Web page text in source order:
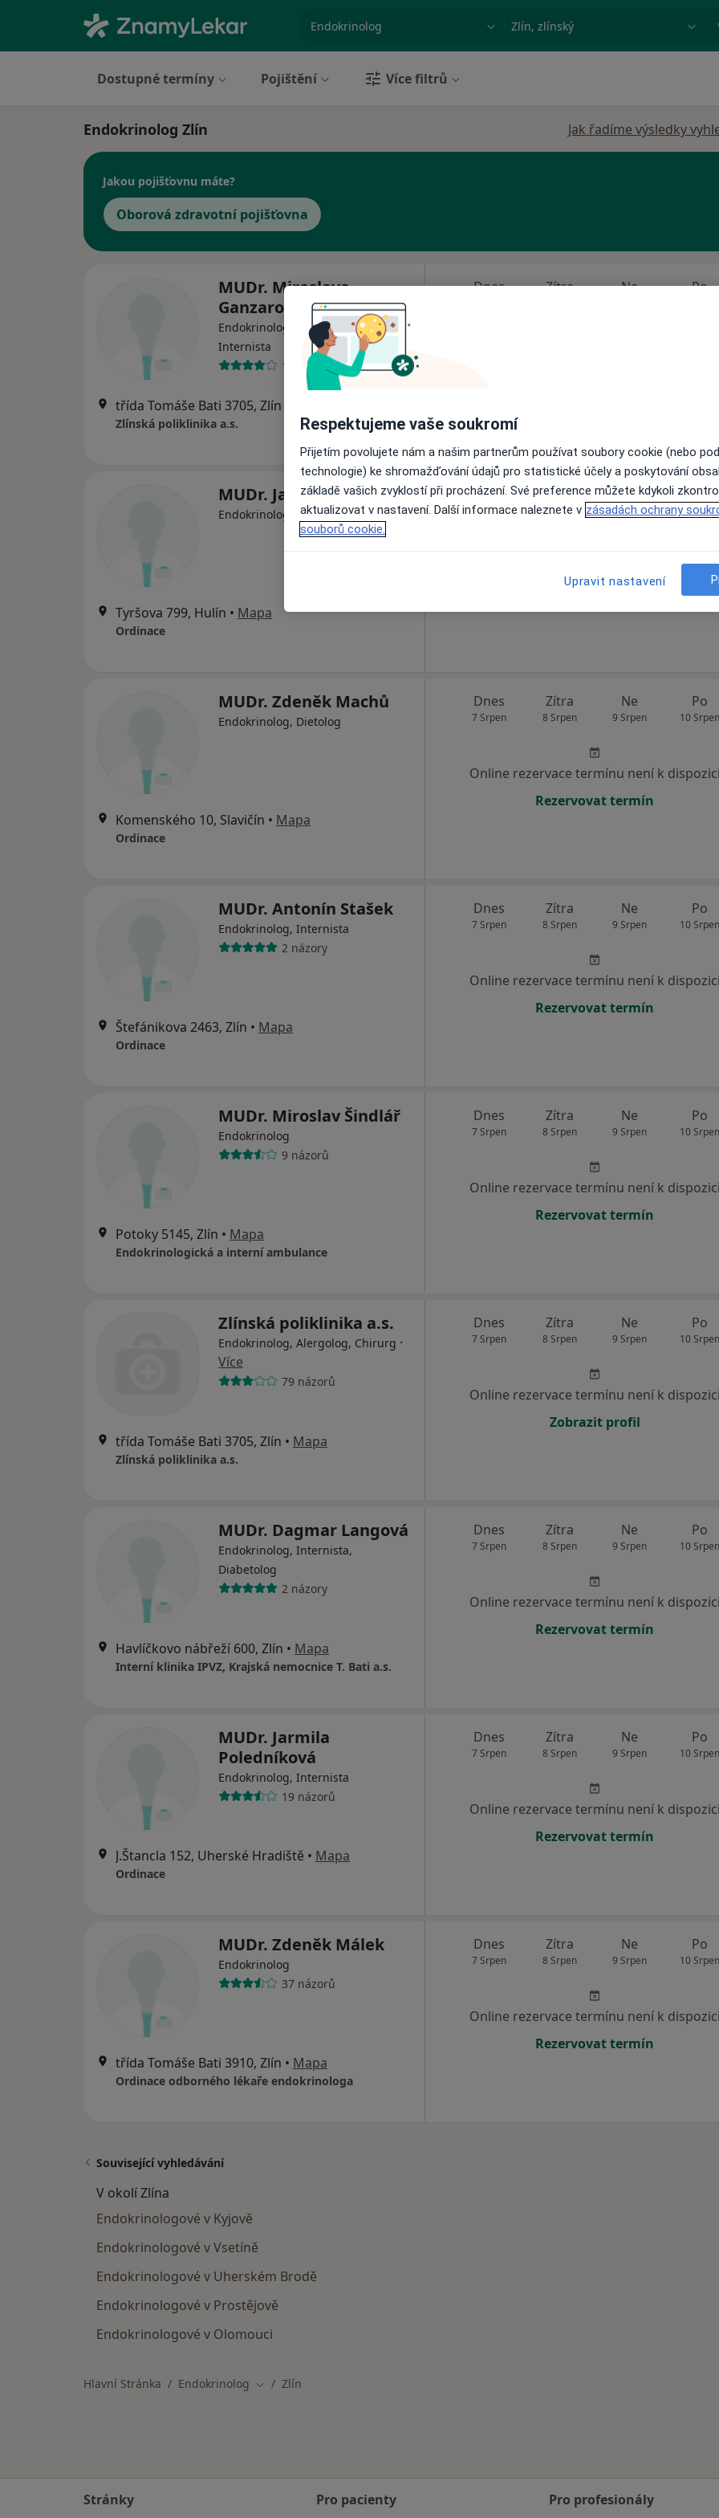
Město nebo region
Dostupné termíny Pojištění Více filtrů
Endokrinolog Zlín Jak řadíme výsledky
Jakou pojišťovnu máte?
Oborová zdravotní pojišťovna
MUDr. Miroslava
Ganzarová
Endokrinolog, Praktický lékař,
Internista
19 názorů
třída Tomáše Bati 3705, Zlín
Zlínská poliklinika a.s.
Dnes Zítra Ne Po
MUDr. Jan Hudec
Endokrinolog, Dietolog
Tyršova 799, Hulín • Mapa
Ordinace
Dnes
7 Srpen
Zítra
8 Srpen
Ne
9 Srpen
Po
10
Online rezervace termínu není k
Rezervovat termín
MUDr. Zdeněk Machů
Endokrinolog, Dietolog
Komenského 10, Slavičín • Mapa
Ordinace
Dnes
7 Srpen
Zítra
8 Srpen
Ne
9 Srpen
Po
10 Srpen
Online rezervace termínu není k dispozici
Rezervovat termín
MUDr. Antonín Stašek
Endokrinolog, Internista
2 názory
Štefánikova 2463, Zlín • Mapa
Ordinace
Dnes
7 Srpen
Zítra
8 Srpen
Ne
9 Srpen
Po
10 Srpen
Online rezervace termínu není k dispozici
Rezervovat termín
MUDr. Miroslav Šindlář
Endokrinolog
9 názorů
Potoky 5145, Zlín • Mapa
Endokrinologická a interní ambulance
Dnes
7 Srpen
Zítra
8 Srpen
Ne
9 Srpen
Po
10 Srpen
Online rezervace termínu není k dispozici
Rezervovat termín
Zlínská poliklinika a.s.
Endokrinolog, Alergolog, Chirurg ·
Více
79 názorů
třída Tomáše Bati 3705, Zlín • Mapa
Zlínská poliklinika a.s.
Dnes
7 Srpen
Zítra
8 Srpen
Ne
9 Srpen
Po
10 Srpen
Online rezervace termínu není k dispozici
Zobrazit profil
MUDr. Dagmar Langová
Endokrinolog, Internista,
Diabetolog
2 názory
Havlíčkovo nábřeží 600, Zlín • Mapa
Interní klinika IPVZ, Krajská nemocnice T. Bati a.s.
Dnes
7 Srpen
Zítra
8 Srpen
Ne
9 Srpen
Po
10 Srpen
Online rezervace termínu není k dispozici
Rezervovat termín
MUDr. Jarmila
Poledníková
Endokrinolog, Internista
19 názorů
J.Štancla 152, Uherské Hradiště • Mapa
Ordinace
Dnes
7 Srpen
Zítra
8 Srpen
Ne
9 Srpen
Po
10 Srpen
Online rezervace termínu není k dispozici
Rezervovat termín
MUDr. Zdeněk Málek
Endokrinolog
37 názorů
třída Tomáše Bati 3910, Zlín • Mapa
Ordinace odborného lékaře endokrinologa
Dnes
7 Srpen
Zítra
8 Srpen
Ne
9 Srpen
Po
10 Srpen
Online rezervace termínu není k dispozici
Rezervovat termín
Související vyhledávání
V okolí Zlína
Endokrinologové v Kyjově
Endokrinologové v Vsetíně
Endokrinologové v Uherském Brodě
Endokrinologové v Prostějově
Endokrinologové v Olomouci
Hlavní Stránka Endokrinolog Změna města
Zlín
Stránky
Pro pacienty
Pro profesionály
Respektujeme vaše soukromí
Přijetím povolujete nám a našim partnerům používat soubory cookie (nebo
technologie) ke shromažďování údajů pro statistické účely a poskytování
základě vašich zvyklostí při procházení. Své preference můžete kdykoli
aktualizovat v nastavení. Další informace naleznete v zásadách ochrany
souborů cookie.
Upravit nastavení